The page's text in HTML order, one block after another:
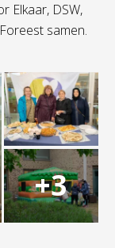
Elkaar, DSW,
samen.